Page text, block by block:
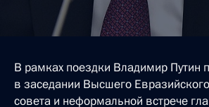
В рамках поездки Владимир Путин
в заседании Высшего
совета и неформальной встрече